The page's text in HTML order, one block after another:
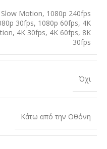
Motion, 1080p 240fps
30fps, 1080p 60fps, 4K
, 4K 30fps, 4K 60fps, 8K
30fps
Όχι
Κάτω από την Οθόνη